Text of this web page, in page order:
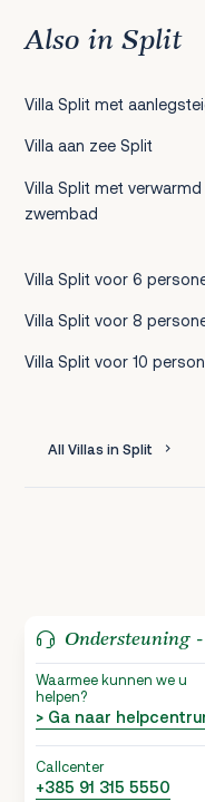
Also in Split
Villa Split met
Villa aan zee Split
Villa Split met verwarmd
zwembad
Villa Split voor 6
Villa Split voor 8
Villa Split voor 10
All Villas in Split
Ondersteuning
Waarmee kunnen we u
helpen?
> Ga naar
Callcenter
+385 91 315 5550